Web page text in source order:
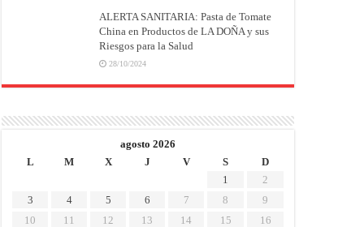
ALERTA SANITARIA: Pasta de Tomate
China en Productos de LA DOÑA y sus
Riesgos para la Salud
28/10/2024
agosto 2026
L
M X J V S
D
1
2
3
4 5 6 7 8
9
10
11 12 13 14 15 16